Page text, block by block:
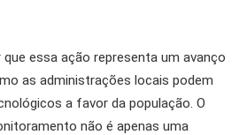
essa ação representa um avanço
as administrações locais podem
a favor da população. O
não é apenas uma